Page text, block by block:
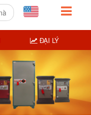
ĐẠI LÝ